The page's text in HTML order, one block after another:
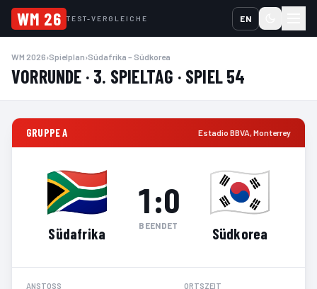
WM 26 TEST-VERGLEICHE EN
WM 2026›Spielplan›Südafrika – Südkorea
VORRUNDE · 3. SPIELTAG · SPIEL 54
GRUPPE A Estadio BBVA,Monterrey
Südafrika
1:0
BEENDET Südkorea
ANSTOSS ORTSZEIT